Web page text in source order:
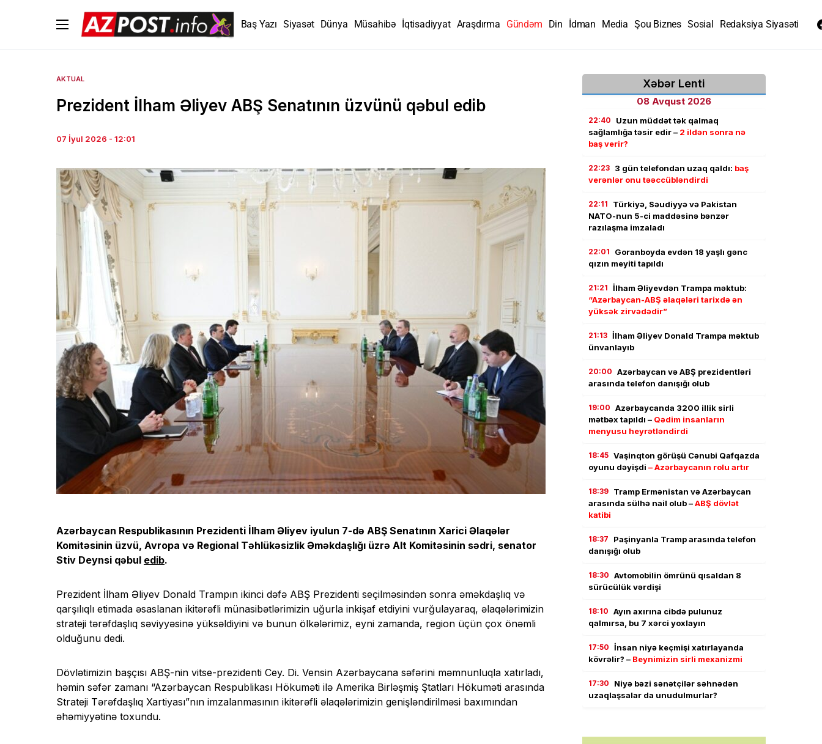
Baş Yazı Siyasət Dünya Müsahibə İqtisadiyyat Araşdırma Gündəm Din İdman Media Şou Biznes Sosial Redaksiya Siyasəti
AKTUAL
Prezident İlham Əliyev ABŞ Senatının üzvünü qəbul edib
07 İyul 2026 - 12:01
Azərbaycan Respublikasının Prezidenti İlham Əliyev iyulun 7-də ABŞ Senatının Xarici Əlaqələr
Komitəsinin üzvü, Avropa və Regional Təhlükəsizlik Əməkdaşlığı üzrə Alt Komitəsinin sədri, senator
Stiv Deynsi qəbul edib.
Prezident İlham Əliyev Donald Trampın ikinci dəfə ABŞ Prezidenti seçilməsindən sonra əməkdaşlıq və
qarşılıqlı etimada əsaslanan ikitərəfli münasibətlərimizin uğurla inkişaf etdiyini vurğulayaraq, əlaqələrimizin
strateji tərəfdaşlıq səviyyəsinə yüksəldiyini və bunun ölkələrimiz, eyni zamanda, region üçün çox önəmli
olduğunu dedi.
Dövlətimizin başçısı ABŞ-nin vitse-prezidenti Cey. Di. Vensin Azərbaycana səfərini məmnunluqla xatırladı,
həmin səfər zamanı “Azərbaycan Respublikası Hökuməti ilə Amerika Birləşmiş Ştatları Hökuməti arasında
Strateji Tərəfdaşlıq Xartiyası”nın imzalanmasının ikitərəfli əlaqələrimizin genişləndirilməsi baxımından
əhəmiyyətinə toxundu.
Xəbər Lenti
08 Avqust 2026
22:40
Uzun müddət tək qalmaq
sağlamlığa təsir edir – 2 ildən sonra nə
baş verir?
22:23 3 gün telefondan uzaq qaldı: baş
verənlər onu təəccübləndirdi
22:11
Türkiyə, Səudiyyə və Pakistan
NATO-nun 5-ci maddəsinə bənzər
razılaşma imzaladı
22:01
Goranboyda evdən 18 yaşlı gənc
qızın meyiti tapıldı
21:21 İlham Əliyevdən Trampa məktub:
“Azərbaycan-ABŞ əlaqələri tarixdə ən
yüksək zirvədədir”
21:13 İlham Əliyev Donald Trampa məktub
ünvanlayıb
20:00 Azərbaycan və ABŞ prezidentləri
arasında telefon danışığı olub
19:00 Azərbaycanda 3200 illik sirli
mətbəx tapıldı – Qədim insanların
menyusu heyrətləndirdi
18:45 Vaşinqton görüşü Cənubi Qafqazda
oyunu dəyişdi – Azərbaycanın rolu artır
18:39 Tramp Ermənistan və Azərbaycan
arasında sülhə nail olub –ABŞ dövlət
katibi
18:37
Paşinyanla Tramp arasında telefon
danışığı olub
18:30 Avtomobilin ömrünü qısaldan 8
sürücülük vərdişi
18:10 Ayın axırına cibdə pulunuz
qalmırsa, bu 7 xərci yoxlayın
17:50 İnsan niyə keçmişi xatırlayanda
kövrəlir? – Beynimizin sirli mexanizmi
17:30
Niyə bəzi sənətçilər səhnədən
uzaqlaşsalar da unudulmurlar?